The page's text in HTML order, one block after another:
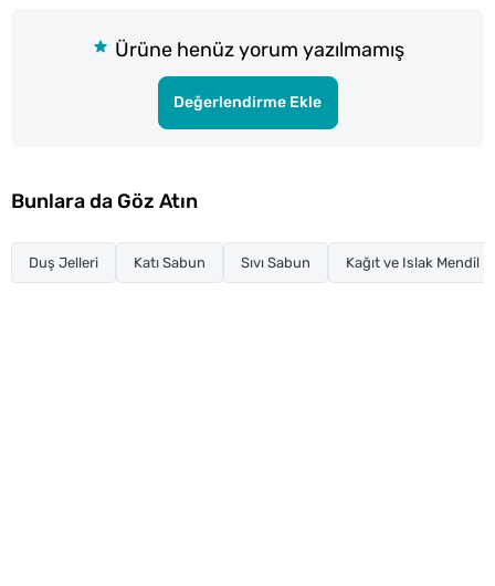
Ürüne henüz yorum yazılmamış
Değerlendirme Ekle
Bunlara da Göz Atın
Duş Jelleri Katı Sabun Sıvı Sabun Kağıt ve Islak Mendil